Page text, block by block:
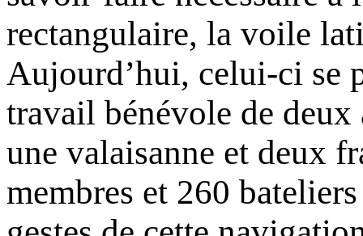
rectangulaire, la voile
Aujourd’hui, celui-ci se
travail bénévole de deux
une valaisanne et deux
membres et 260